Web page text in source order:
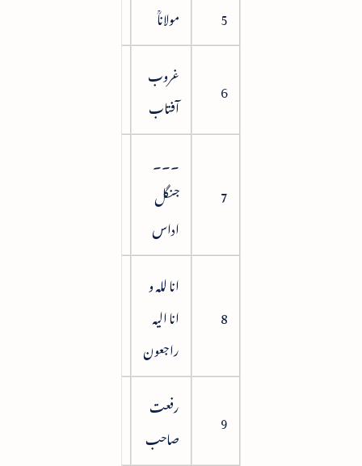
5 مولاناؒ
6
غروب
آفتاب
7
۔۔۔
جنگل
اداس
8
انا للہ و
انا الیہ
راجعون
9
رفعت
صاحب